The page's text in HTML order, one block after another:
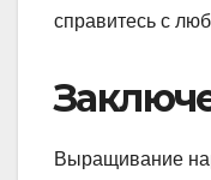
справитесь с
Выращивание